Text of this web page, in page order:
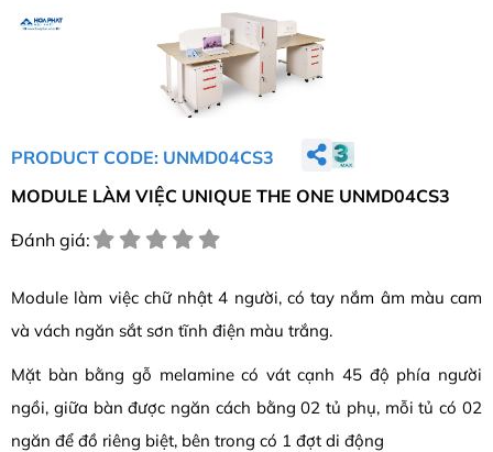
PRODUCT CODE: UNMD04CS3
MODULE LÀM VIỆC UNIQUE THE ONE UNMD04CS3
Đánh giá:
Module làm việc chữ nhật 4 người, có tay nắm âm màu cam
và vách ngăn sắt sơn tĩnh điện màu trắng.
Mặt bàn bằng gỗ melamine có vát cạnh 45 độ phía người
ngồi, giữa bàn được ngăn cách bằng 02 tủ phụ, mỗi tủ có 02
ngăn để đồ riêng biệt, bên trong có 1 đợt di động